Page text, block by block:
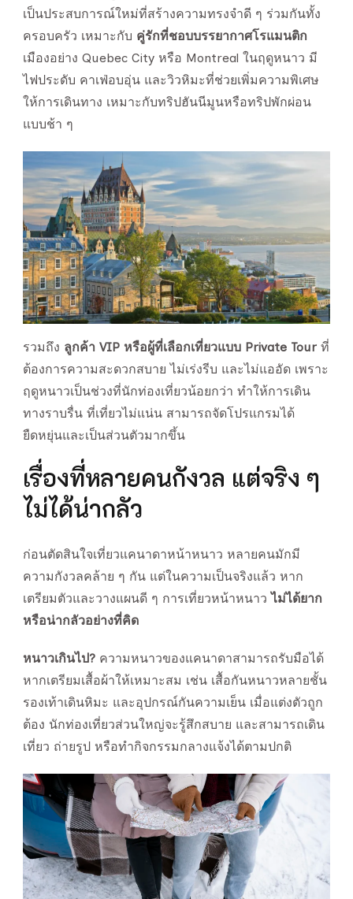
เป็นประสบการณ์ใหม่ที่สร้างความทรงจำดี ๆ ร่วมกันทั้ง
ครอบครัว เหมาะกับ คู่รักที่ชอบบรรยากาศโรแมนติก
เมืองอย่าง Quebec City หรือ Montreal ในฤดูหนาว มี
ไฟประดับ คาเฟ่อบอุ่น และวิวหิมะที่ช่วยเพิ่มความพิเศษ
ให้การเดินทาง เหมาะกับทริปฮันนีมูนหรือทริปพักผ่อน
แบบช้า ๆ
รวมถึง ลูกค้า VIP หรือผู้ที่เลือกเที่ยวแบบ Private Tour ที่
ต้องการความสะดวกสบาย ไม่เร่งรีบ และไม่แออัด เพราะ
ฤดูหนาวเป็นช่วงที่นักท่องเที่ยวน้อยกว่า ทำให้การเดิน
ทางราบรื่น ที่เที่ยวไม่แน่น สามารถจัดโปรแกรมได้
ยืดหยุ่นและเป็นส่วนตัวมากขึ้น
เรื่องที่หลายคนกังวล แต่จริง ๆ
ไม่ได้น่ากลัว
ก่อนตัดสินใจเที่ยวแคนาดาหน้าหนาว หลายคนมักมี
ความกังวลคล้าย ๆ กัน แต่ในความเป็นจริงแล้ว หาก
เตรียมตัวและวางแผนดี ๆ การเที่ยวหน้าหนาวไม่ได้ยาก
หรือน่ากลัวอย่างที่คิด
หนาวเกินไป? ความหนาวของแคนาดาสามารถรับมือได้
หากเตรียมเสื้อผ้าให้เหมาะสม เช่น เสื้อกันหนาวหลายชั้น
รองเท้าเดินหิมะ และอุปกรณ์กันความเย็น เมื่อแต่งตัวถูก
ต้อง นักท่องเที่ยวส่วนใหญ่จะรู้สึกสบาย และสามารถเดิน
เที่ยว ถ่ายรูป หรือทำกิจกรรมกลางแจ้งได้ตามปกติ